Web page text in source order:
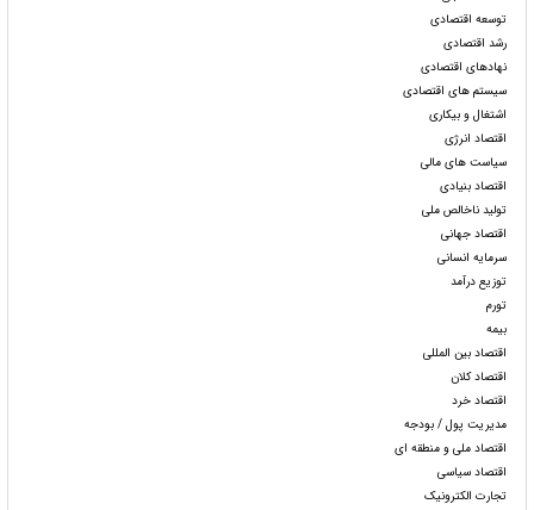
توسعه اقتصادی
رشد اقتصادی
نهادهای اقتصادی
سیستم های اقتصادی
اشتغال و بیکاری
اقتصاد انرژی
سیاست های مالی
اقتصاد بنیادی
تولید ناخالص ملی
اقتصاد جهانی
سرمایه انسانی
توزیع درآمد
تورم
بیمه
اقتصاد بین المللی
اقتصاد کلان
اقتصاد خرد
مدیریت پول / بودجه
اقتصاد ملی و منطقه ای
اقتصاد سیاسی
تجارت الکترونیک